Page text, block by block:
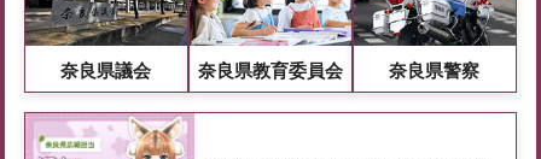
奈良県議会 奈良県教育委員会 奈良県警察